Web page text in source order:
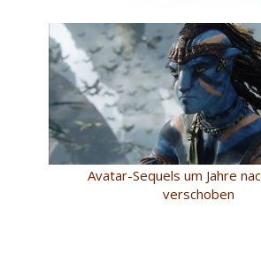
Avatar-Sequels um Jahre
verschoben